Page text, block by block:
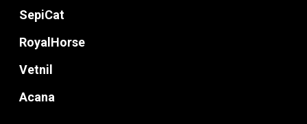
SepiCat
RoyalHorse
Vetnil
Acana